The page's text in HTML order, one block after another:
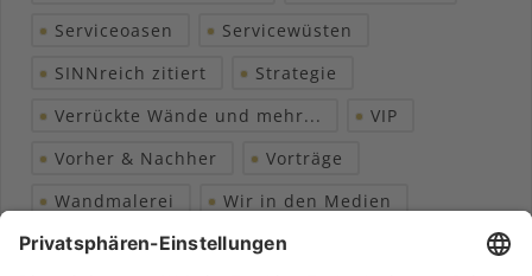
Serviceoasen
Servicewüsten
SINNreich zitiert
Strategie
Verrückte Wände und mehr...
VIP
Vorher & Nachher
Vorträge
Wandmalerei
Wir in den Medien
Wohngesundheit